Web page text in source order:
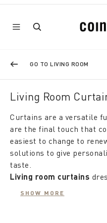
GO TO LIVING ROOM
Living Room
Curtains are a versatile
are the final touch that
easiest to change to
solutions to give
taste.
Living room curtains
interplay of shadows and
SHOW MORE